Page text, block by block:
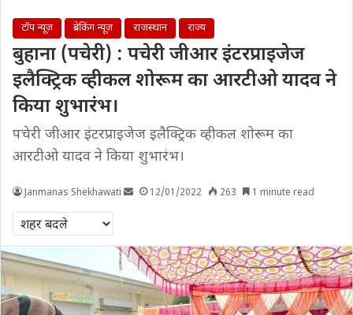
टॉप न्यूज़ ब्रेकिंग न्यूज़ राजस्थान राज्य
बुहाना (पचेरी) : पचेरी जीआर इंटरप्राइजेज
इलैक्ट्रिक व्हीकल शोरूम का आरटीओ यादव ने
किया शुभारंभ।
पचेरी जीआर इंटरप्राइजेज इलैक्ट्रिक व्हीकल शोरूम का
आरटीओ यादव ने किया शुभारंभ।
Janmanas Shekhawati 12/01/2022 263 1 minute read